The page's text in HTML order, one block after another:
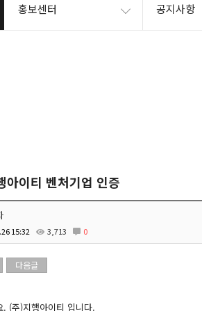
홍보센터 공지사항
아이티 벤처기업 인증
15:32 3,713 0
다음글
. (주)지행아이티 입니다.